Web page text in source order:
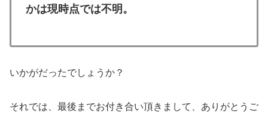
かは現時点では不明。
いかがだったでしょうか？
それでは、最後までお付き合い頂きまして、ありがとうご